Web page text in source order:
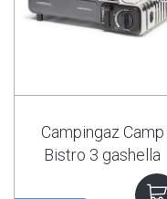
Campingaz Camp
Bistro 3 gashella